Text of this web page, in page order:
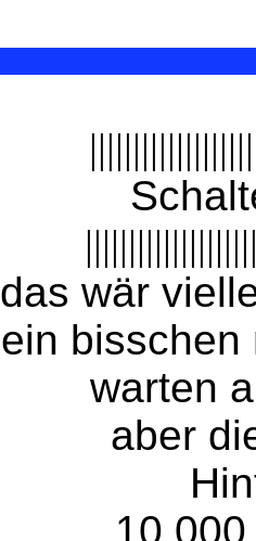
das wär
ein bisschen
warten
aber